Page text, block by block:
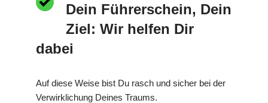
Dein Führerschein, Dein
Ziel: Wir helfen Dir
dabei
Auf diese Weise bist Du rasch und sicher bei der
Verwirklichung Deines Traums.